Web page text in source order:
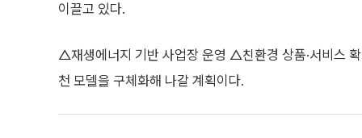
이끌고 있다.
△재생에너지 기반 사업장 운영 △친환경 상품·서비스
천 모델을 구체화해 나갈 계획이다.